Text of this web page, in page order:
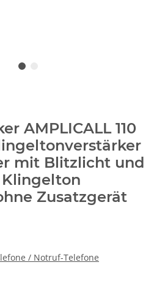
AMPLICALL 110
mit Blitzlicht und
Zusatzgerät
/ Notruf-Telefone